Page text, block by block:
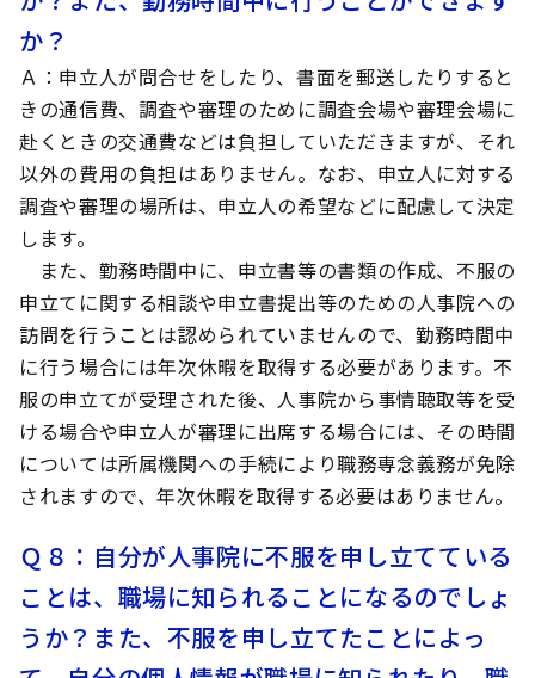
か？
Ａ ：申立人が問合せをしたり、書面を郵送したりすると
きの通信費、調査や審理のために調査会場や審理会場に
赴くときの交通費などは負担していただきますが、それ
以外の費用の負担はありません。なお、申立人に対する
調査や審理の場所は、申立人の希望などに配慮して決定
します。
また、勤務時間中に、申立書等の書類の作成、不服の
申立てに関する相談や申立書提出等のための人事院への
訪問を行うことは認められていませんので、勤務時間中
に行う場合には年次休暇を取得する必要があります。不
服の申立てが受理された後、人事院から事情聴取等を受
ける場合や申立人が審理に出席する場合には、その時間
については所属機関への手続により職務専念義務が免除
されますので、年次休暇を取得する必要はありません。
Ｑ８ ：自分が人事院に不服を申し立てている
ことは、職場に知られることになるのでしょ
うか？また、不服を申し立てたことによっ